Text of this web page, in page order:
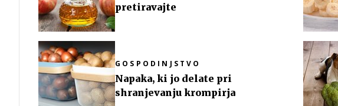
pretiravajte
GOSPODINJSTVO
Napaka, ki jo delate pri
shranjevanju krompirja